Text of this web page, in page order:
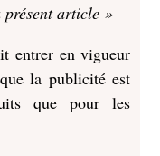
présent article »
entrer en vigueur
la publicité est
que pour les